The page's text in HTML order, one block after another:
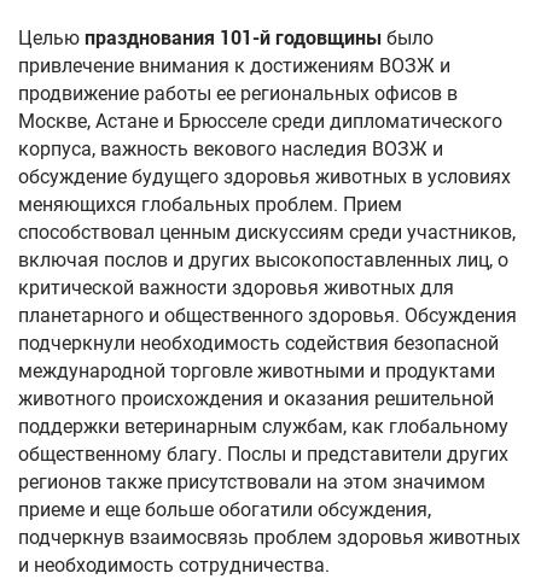
Цельюпразднования 101-й годовщиныбыло
привлечение внимания к достижениям ВОЗЖ и
продвижение работы ее региональных офисов в
Москве, Астане и Брюсселе среди дипломатического
корпуса, важность векового наследия ВОЗЖ и
обсуждение будущего здоровья животных в условиях
меняющихся глобальных проблем. Прием
способствовал ценным дискуссиям среди участников,
включая послов и других высокопоставленных лиц, о
критической важности здоровья животных для
планетарного и общественного здоровья. Обсуждения
подчеркнули необходимость содействия безопасной
международной торговле животными и продуктами
животного происхождения и оказания решительной
поддержки ветеринарным службам, как глобальному
общественному благу. Послы и представители других
регионов также присутствовали на этом значимом
приеме и еще больше обогатили обсуждения,
подчеркнув взаимосвязь проблем здоровья животных
и необходимость сотрудничества.